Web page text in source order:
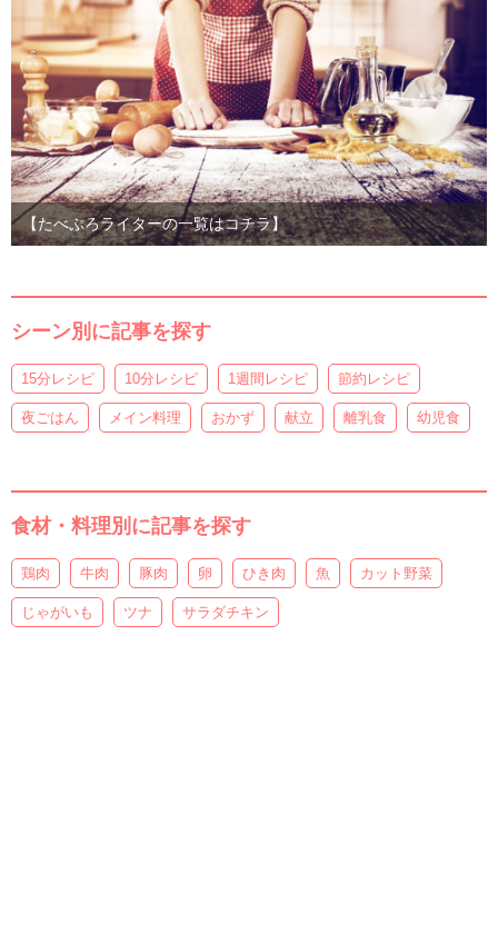
【たべぷろライターの一覧はコチラ】
シーン別に記事を探す
15分レシピ 10分レシピ 1週間レシピ 節約レシピ
夜ごはん メイン料理 おかず 献立 離乳食 幼児食
食材・料理別に記事を探す
鶏肉 牛肉 豚肉 卵 ひき肉 魚 カット野菜
じゃがいも ツナ サラダチキン